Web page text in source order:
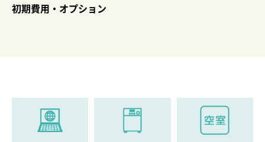
初期費用・オプション